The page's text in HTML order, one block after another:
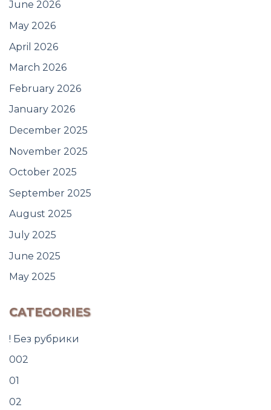
June 2026
May 2026
April 2026
March 2026
February 2026
January 2026
December 2025
November 2025
October 2025
September 2025
August 2025
July 2025
June 2025
May 2025
CATEGORIES
! Без рубрики
002
01
02